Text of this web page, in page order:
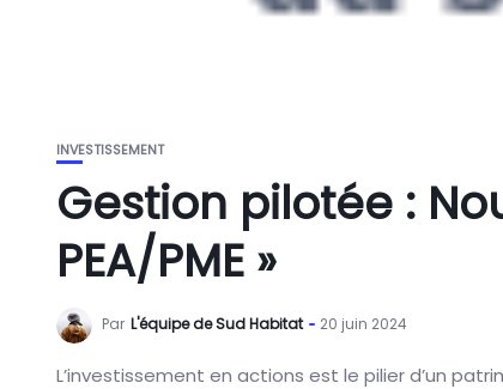
INVESTISSEMENT
Gestion pilotée :
PEA/PME »
Par L'équipe de Sud Habitat 20 juin 2024
L’investissement en actions est le pilier d’un